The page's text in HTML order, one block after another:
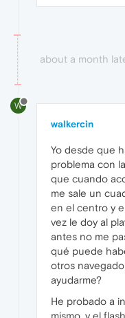
about a month
W
walkercin
Yo desde que
problema con
que cuando
me sale un
en el centro y
vez le doy al
antes no me
qué puede
otros
ayudarme?
He probado a